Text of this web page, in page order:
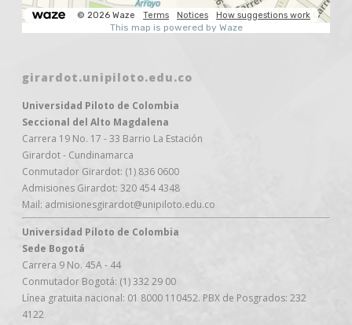
girardot.unipiloto.edu.co
Universidad Piloto de Colombia
Seccional del Alto Magdalena
Carrera 19 No. 17 - 33 Barrio La Estación
Girardot - Cundinamarca
Conmutador Girardot: (1) 836 0600
Admisiones Girardot: 320 454 4348
Mail: admisionesgirardot@unipiloto.edu.co
Universidad Piloto de Colombia
Sede Bogotá
Carrera 9 No. 45A - 44
Conmutador Bogotá: (1) 332 29 00
Línea gratuita nacional: 01 8000 110452. PBX de Posgrados: 232
4122